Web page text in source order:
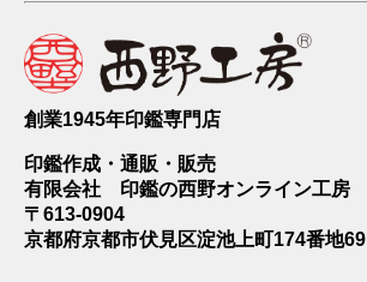
創業1945年印鑑専門店
印鑑作成・通販・販売
有限会社 印鑑の西野オンライン工房
〒613-0904
京都府京都市伏見区淀池上町174番地69